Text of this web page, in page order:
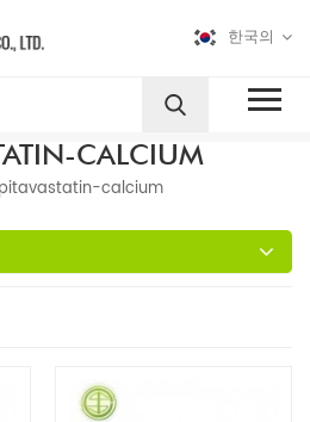
한국의
CALCIUM
pitavastatin-calcium